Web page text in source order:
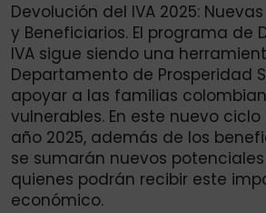
Devolución del IVA 2025:
y Beneficiarios. El programa de
IVA sigue siendo una
Departamento de Prosperidad
apoyar a las familias
vulnerables. En este nuevo
año 2025, además de los
se sumarán nuevos
quienes podrán recibir este
económico.